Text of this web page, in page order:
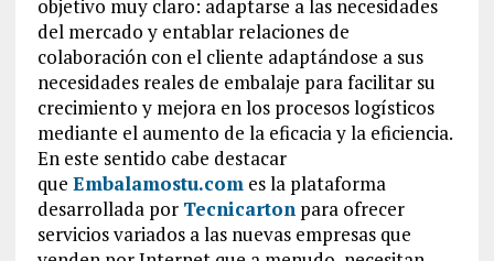
objetivo muy claro: adaptarse a las necesidades
del mercado y entablar relaciones de
colaboración con el cliente adaptándose a sus
necesidades reales de embalaje para facilitar su
crecimiento y mejora en los procesos logísticos
mediante el aumento de la eficacia y la eficiencia.
En este sentido cabe destacar
que Embalamostu.comes la plataforma
desarrollada por Tecnicartonpara ofrecer
servicios variados a las nuevas empresas que